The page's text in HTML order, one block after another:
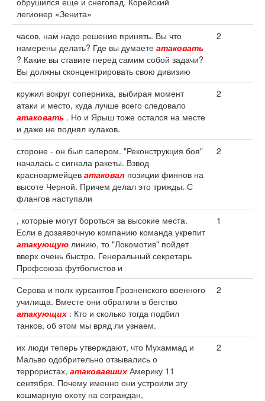
легионер «Зенита»
часов, нам надо решение принять. Вы что
намерены делать? Где вы думаете атаковать
? Какие вы ставите перед самим собой задачи?
Вы должны сконцентрировать свою дивизию
2
кружил вокруг соперника, выбирая момент
атаки и место, куда лучше всего следовало
атаковать . Но и Ярыш тоже остался на месте
и даже не поднял кулаков.
2
стороне - он был сапером. "Реконструкция боя"
началась с сигнала ракеты. Взвод
красноармейцев атаковал позиции финнов на
высоте Черной. Причем делал это трижды. С
флангов наступали
2
, которые могут бороться за высокие места.
Если в дозаявочную компанию команда укрепит
атакующую линию, то "Локомотив" пойдет
вверх очень быстро. Генеральный секретарь
Профсоюза футболистов и
1
Серова и полк курсантов Грозненского военного
училища. Вместе они обратили в бегство
атакующих . Кто и сколько тогда подбил
танков, об этом мы вряд ли узнаем.
2
их люди теперь утверждают, что Мухаммад и
Мальво одобрительно отзывались о
террористах, атаковавших Америку 11
сентября. Почему именно они устроили эту
кошмарную охоту на сограждан,
2